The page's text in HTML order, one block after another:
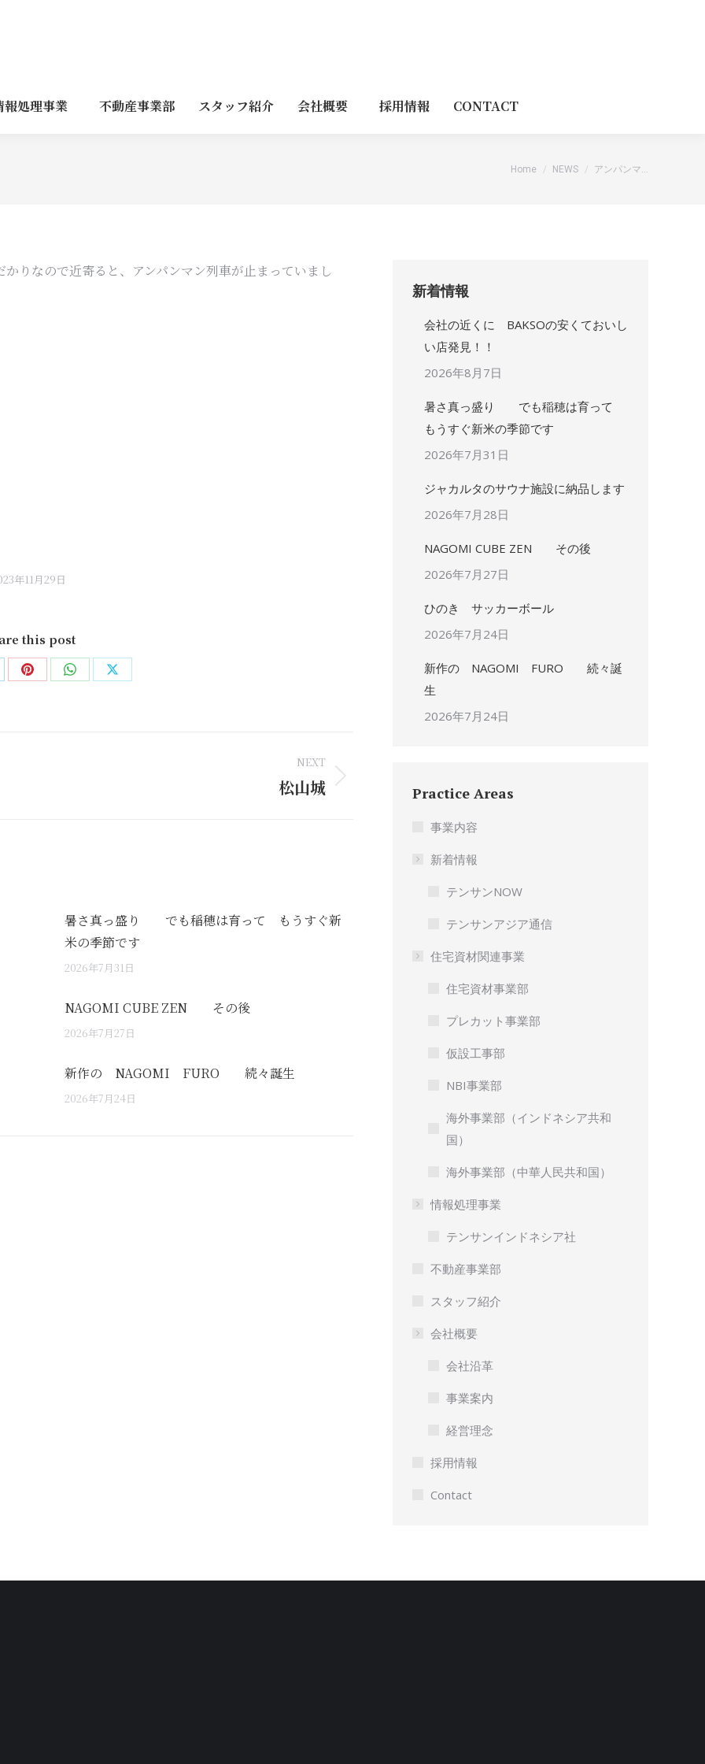
報処理事業 不動産事業部 スタッフ紹介 会社概要 採用情報 CONTACT
You are here:
Home NEWS アンパンマ…
りなので近寄ると、アンパンマン列車が止まっていまし
年11月29日
this post
Share Share Share
NEXT
松山城
暑さ真っ盛り でも稲穂は育って もうすぐ新
米の季節です
2026年7月31日
NAGOMI CUBE ZEN その後
2026年7月27日
新作の NAGOMI FURO 続々誕生
2026年7月24日
新着情報
会社の近くに BAKSOの安くておいし
い店発見！！
2026年8月7日
暑さ真っ盛り でも稲穂は育って
もうすぐ新米の季節です
2026年7月31日
ジャカルタのサウナ施設に納品します
2026年7月28日
NAGOMI CUBE ZEN その後
2026年7月27日
ひのき サッカーボール
2026年7月24日
新作の NAGOMI FURO 続々誕
生
2026年7月24日
Practice Areas
事業内容
新着情報
テンサンNOW
テンサンアジア通信
住宅資材関連事業
住宅資材事業部
プレカット事業部
仮設工事部
NBI事業部
海外事業部（インドネシア共和
国）
海外事業部（中華人民共和国）
情報処理事業
テンサンインドネシア社
不動産事業部
スタッフ紹介
会社概要
会社沿革
事業案内
経営理念
採用情報
Contact